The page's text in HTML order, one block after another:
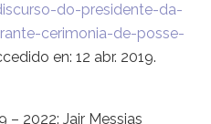
do-presidente-da-
cerimonia-de-posse-
en: 12 abr. 2019.
– 2022: Jair Messias